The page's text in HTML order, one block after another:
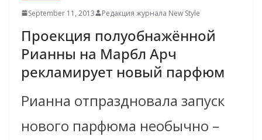
September 11, 2013 Редакция журнала New Style
Проекция полуобнажённой
Рианны на Марбл Арч
рекламирует новый парфюм
Рианна отпраздновала запуск
нового парфюма необычно –